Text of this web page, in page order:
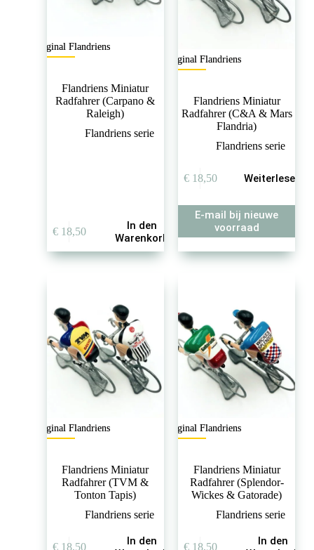
Original Flandriens
Flandriens Miniatur
Radfahrer (Carpano &
Raleigh)
Flandriens serie
€18,50
In den
Warenkorb
Original Flandriens
Flandriens Miniatur
Radfahrer (C&A & Mars
Flandria)
Flandriens serie
€18,50 Weiterlesen
E-mail bij nieuwe
voorraad
Original Flandriens
Flandriens Miniatur
Radfahrer (TVM &
Tonton Tapis)
Flandriens serie
€18,50
In den
Original Flandriens
Flandriens Miniatur
Radfahrer (Splendor-
Wickes & Gatorade)
Flandriens serie
€18,50
In den